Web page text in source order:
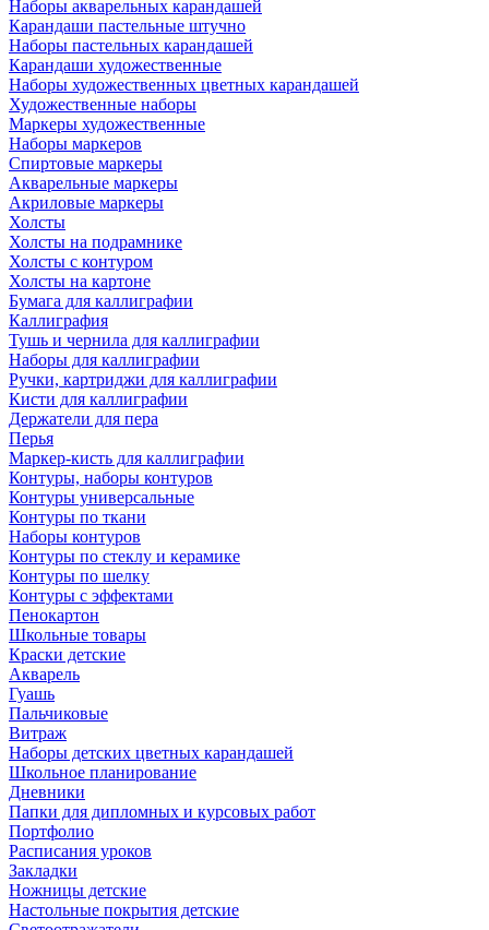
Наборы акварельных карандашей
Карандаши пастельные штучно
Наборы пастельных карандашей
Карандаши художественные
Наборы художественных цветных карандашей
Художественные наборы
Маркеры художественные
Наборы маркеров
Спиртовые маркеры
Акварельные маркеры
Акриловые маркеры
Холсты
Холсты на подрамнике
Холсты с контуром
Холсты на картоне
Бумага для каллиграфии
Каллиграфия
Тушь и чернила для каллиграфии
Наборы для каллиграфии
Ручки, картриджи для каллиграфии
Кисти для каллиграфии
Держатели для пера
Перья
Маркер-кисть для каллиграфии
Контуры, наборы контуров
Контуры универсальные
Контуры по ткани
Наборы контуров
Контуры по стеклу и керамике
Контуры по шелку
Контуры с эффектами
Пенокартон
Школьные товары
Краски детские
Акварель
Гуашь
Пальчиковые
Витраж
Наборы детских цветных карандашей
Школьное планирование
Дневники
Папки для дипломных и курсовых работ
Портфолио
Расписания уроков
Закладки
Ножницы детские
Настольные покрытия детские